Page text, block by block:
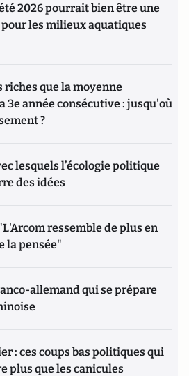
2026 pourrait bien être une
les milieux aquatiques
riches que la moyenne
3e année consécutive : jusqu'où
?
lesquels l’écologie politique
des idées
ressemble de plus en
la pensée"
allemand qui se prépare
: ces coups bas politiques qui
plus que les canicules